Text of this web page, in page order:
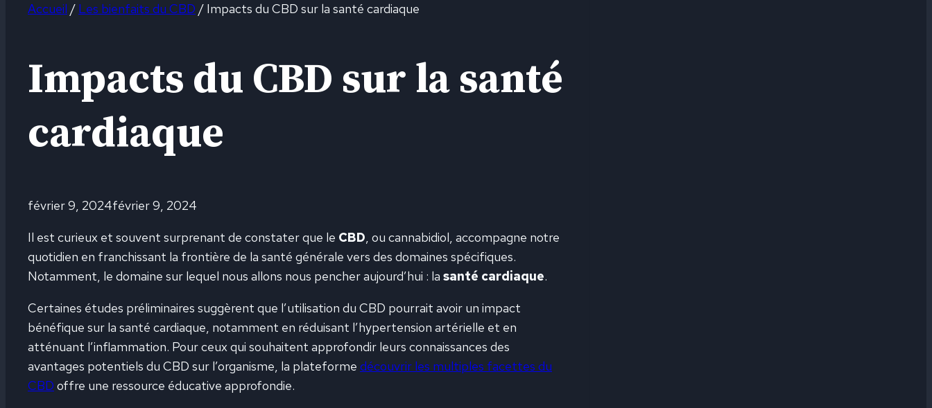
Accueil / Les bienfaits du CBD / Impacts du CBD sur la santé cardiaque
Impacts du CBD sur la santé
cardiaque
février 9, 2024février 9, 2024
Il est curieux et souvent surprenant de constater que le CBD, ou cannabidiol, accompagne notre
quotidien en franchissant la frontière de la santé générale vers des domaines spécifiques.
Notamment, le domaine sur lequel nous allons nous pencher aujourd’hui : la santé cardiaque.
Certaines études préliminaires suggèrent que l’utilisation du CBD pourrait avoir un impact
bénéfique sur la santé cardiaque, notamment en réduisant l’hypertension artérielle et en
atténuant l’inflammation. Pour ceux qui souhaitent approfondir leurs connaissances des
avantages potentiels du CBD sur l’organisme, la plateforme découvrir les multiples facettes du
CBD offre une ressource éducative approfondie.